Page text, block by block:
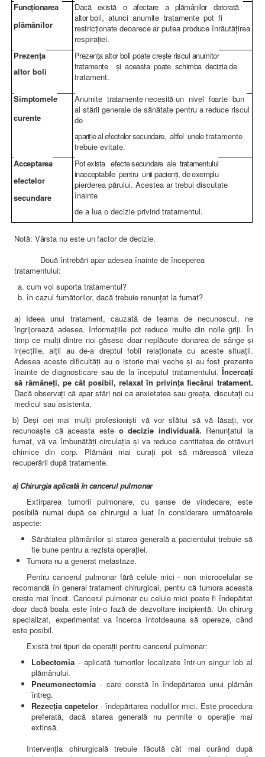
Funcţionarea
Dacă există o afectare a plămânilor datorată
altorboli, atunci anumite tratamente pot fi
restricţionatedeoarece ar putea produceînrăutăţirea
respiraţiei.
plămânilor
Prezenţa Prezenţa altor boli poate creşte riscul anumitor
tratamente şi aceasta poate schimba decizia de
tratament.
altor boli
Simptomele Anumite tratamente necesită un nivel foarte bun
al stării generale de sănătate pentru a reduce riscul
de
apariţie al efectelor secundare, altfel uneletratamente
trebuie evitate.
curente
Acceptarea
Pot exista efecte secundare ale tratamentului
inacceptabile pentru unii pacienţi, de exemplu
pierderea părului. Acestea ar trebui discutate
înainte
de a lua o decizie privind tratamentul.
efectelor
secundare
Notă: Vârsta nu este un factor de decizie.
Două întrebări apar adesea înainte de începerea
tratamentului:
cum voi suporta tratamentul?
în cazul fumătorilor, dacă trebuie renunţat la fumat?
a) Ideea unui tratament, cauzată de teama de necunoscut, ne
îngrijorează adesea. Informaţiile pot reduce multe din noile griji. În
timp ce mulţi dintre noi găsesc doar neplăcute donarea de sânge şi
injecţiile, alţii au de-a dreptul fobii relaţionate cu aceste situaţii.
Adesea aceste dificultăţi au o istorie mai veche şi au fost prezente
înainte de diagnosticare sau de la începutul tratamentului.Încercaţi
să rămâneţi, pe cât posibil, relaxat în privinţa fiecărui tratament.
Dacă observaţi că apar stări noi ca anxietatea sau greaţa, discutaţi cu
medicul sau asistenta.
b) Deşi cei mai mulţi profesionişti vă vor sfătui să vă lăsaţi, vor
recunoaşte că aceasta este o decizie individuală. Renunţatul la
fumat, vă va îmbunătăţi circulaţia şi va reduce cantitatea de otrăvuri
chimice din corp. Plămâni mai curaţi pot să mărească viteza
recuperării după tratamente.
a) Chirurgia aplicată în cancerul pulmonar
Extirparea tumorii pulmonare, cu şanse de vindecare, este
posibilă numai după ce chirurgul a luat în considerare următoarele
aspecte:
Sănătatea plămânilor şi starea generală a pacientului trebuie să
fie bune pentru a rezista operaţiei.
Tumora nu a generat metastaze.
Pentru cancerul pulmonar fără celule mici - non microcelular se
recomandă în general tratament chirurgical, pentru că tumora aceasta
creşte mai încet. Cancerul pulmonar cu celule mici poate fi îndepărtat
doar dacă boala este într-o fază de dezvoltare incipientă. Un chirurg
specializat, experimentat va încerca întotdeauna să opereze, când
este posibil.
Există trei tipuri de operaţii pentru cancerul pulmonar:
Lobectomia- aplicată tumorilor localizate într-un singur lob al
plămânului.
Pneumonectomia - care constă în îndepărtarea unui plămân
întreg.
Rezecţia capetelor- îndepărtarea nodulilor mici. Este procedura
preferată, dacă starea generală nu permite o operaţie mai
extinsă.
Intervenţia chirurgicală trebuie făcută cât mai curând după